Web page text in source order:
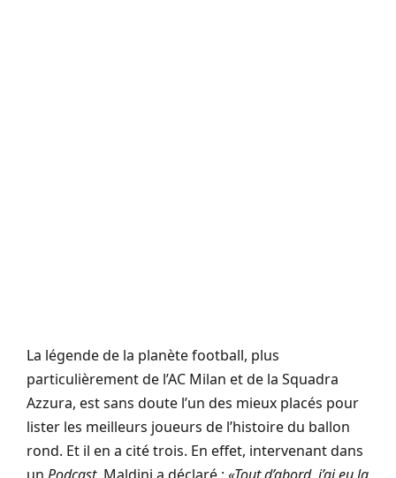
La légende de la planète football, plus
particulièrement de l’AC Milan et de la Squadra
Azzura, est sans doute l’un des mieux placés pour
lister les meilleurs joueurs de l’histoire du ballon
rond. Et il en a cité trois. En effet, intervenant dans